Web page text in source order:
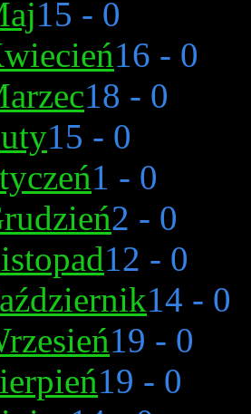
15 - 0
16 - 0
18 - 0
15 - 0
1 - 0
2 - 0
12 - 0
14 - 0
19 - 0
19 - 0